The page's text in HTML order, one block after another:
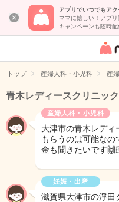
アプリでいつでもアク
ママに嬉しい！アプリ
キャンペーンも随時配
女性
イト
トップ 産婦人科・小児科 産
青木レディースクリニッ
産婦人科・小児科
大津市の青木レディ
もらうのは可能な
金も聞きたいです
妊娠・出産
滋賀県大津市の浮田